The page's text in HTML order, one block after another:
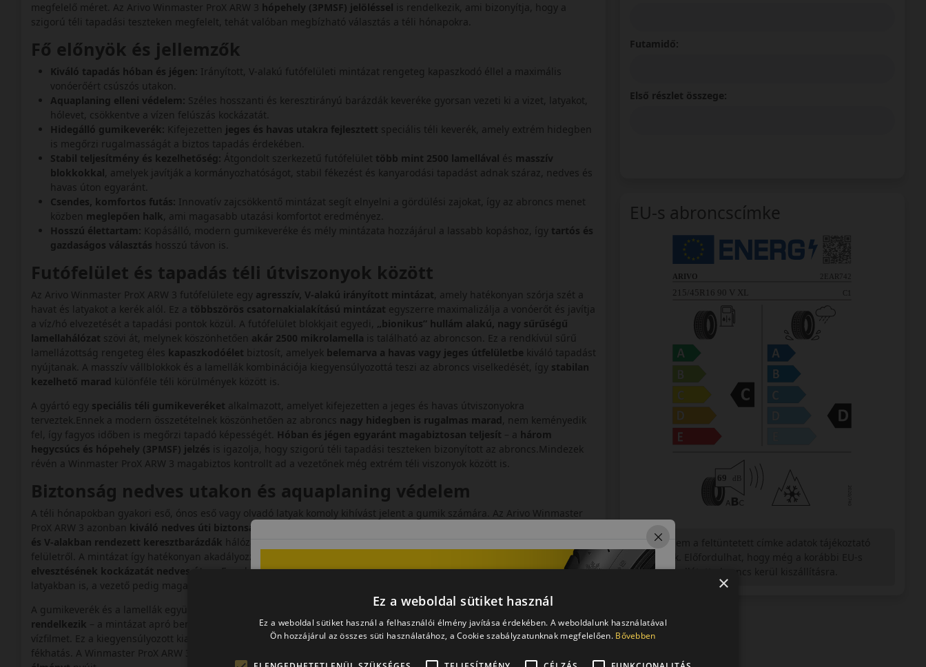
megfelelő méret. Az Arivo Winmaster ProX ARW 3 hópehely (3PMSF) jelöléssel is rendelkezik, ami bizonyítja, hogy a
szigorú téli tapadási teszteken megfelelt, tehát valóban megbízható választás a téli hónapokra.
Fő előnyök és jellemzők
Kiváló tapadás hóban és jégen: Irányított, V-alakú futófelületi mintázat rengeteg kapaszkodó éllel a maximális
vonóerőért csúszós utakon.
Aquaplaning elleni védelem: Széles hosszanti és keresztirányú barázdák keveréke gyorsan vezeti ki a vizet, latyakot,
hólevet, csökkentve a vízen felúszás kockázatát.
Hidegálló gumikeverék: Kifejezetten jeges és havas utakra fejlesztett speciális téli keverék, amely extrém hidegben
is megőrzi rugalmasságát a biztos tapadás érdekében.
Stabil teljesítmény és kezelhetőség: Átgondolt szerkezetű futófelület több mint 2500 lamellával és masszív
blokkokkal, amelyek javítják a kormányozhatóságot, stabil fékezést és kanyarodási tapadást adnak száraz, nedves és
havas úton egyaránt.
Csendes, komfortos futás: Innovatív zajcsökkentő mintázat segít elnyelni a gördülési zajokat, így az abroncs menet
közben meglepően halk, ami magasabb utazási komfortot eredményez.
Hosszú élettartam: Kopásálló, modern gumikeveréke és mély mintázata hozzájárul a lassabb kopáshoz, így tartós és
gazdaságos választás hosszú távon is.
Futófelület és tapadás téli útviszonyok között
Az Arivo Winmaster ProX ARW 3 futófelülete egy agresszív, V-alakú irányított mintázat, amely hatékonyan szórja szét a
havat és latyakot a kerék alól. Ez a többszörös csatornakialakítású mintázat egyszerre maximalizálja a vonóerőt és javítja
a víz/hó elvezetését a tapadási pontok közül. A futófelület blokkjait egyedi, „bionikus” hullám alakú, nagy sűrűségű
lamellahálózat szövi át, melynek köszönhetően akár 2500 mikrolamella is található az abroncson. Ez a rendkívül sűrű
lamellázottság rengeteg éles kapaszkodóélet biztosít, amelyek belemarva a havas vagy jeges útfelületbe kiváló tapadást
nyújtanak. A masszív vállblokkok és a lamellák kombinációja kiegyensúlyozottá teszi az abroncs viselkedését, így stabilan
kezelhető marad különféle téli körülmények között is.
A gyártó egy speciális téli gumikeveréket alkalmazott, amelyet kifejezetten a jeges és havas útviszonyokra
terveztek.Ennek a modern összetételnek köszönhetően az abroncs nagy hidegben is rugalmas marad, nem keményedik
fel, így fagyos időben is megőrzi tapadó képességét. Hóban és jégen egyaránt magabiztosan teljesít – a három
hegycsúcs és hópehely (3PMSF) jelzés is igazolja, hogy szigorú téli tapadási teszteken bizonyított az abroncs.Mindezek
révén a Winmaster ProX ARW 3 magabiztos kontrollt ad a vezetőnek még extrém téli viszonyok között is.
Biztonság nedves utakon és aquaplaning védelem
A téli hónapokban gyakori eső, ónos eső vagy olvadó latyak komoly kihívást jelent a gumik számára. Az Arivo Winmaster
ProX ARW 3 azonban kiváló nedves úti biztonságot nyújt
és V-alakban rendezett keresztbarázdák hálózata gondoskodik arról, hogy a víz és latyak gyorsan kiszoruljon a tapadási
felületről. A mintázat így hatékonyan akadályozza meg a
tapadás
elvesztésének kockázatát nedves úton
. Ennek eredményeképp az autóstabilabban irányíthatómarad esőben,
latyakban is, a vezető pedig magabiztosabban fékezhet és manőverezhet csúszós aszfalton.
A gumikeverék és a lamellák együttese nedves aszfalton is segíti a tapadást. Az abroncsjó nedves útfogással
rendelkezik – a mintázat apró bemetszései „megharapják” a vizes útfelületet, míg a nagyobb csatornák elvezetik a
vízfilmet. Ez a kiegyensúlyozott kialakítás biztosítja, hogyszáraz és vizes úton egyarántmegfelelő legyen a stabilitás és a
fékhatás. A Winmaster ProX ARW 3 tehát nem csak hóban, de az átmeneti, esős őszi-téli napokon is
Futamidő:
Első részlet összege:
EU-s abroncscímke
Figyelem a feltüntetett címke adatok tájékoztató
jellegűek. Előfordulhat, hogy még a korábbi EU-s
címkével ellátott abroncs kerül kiszállításra.
×
Ez a weboldal sütiket használ
Ez a weboldal sütiket használ a felhasználói élmény javítása érdekében. A weboldalunk használatával
Ön hozzájárul az összes süti használatához, a Cookie szabályzatunknak megfelelően. Bővebben